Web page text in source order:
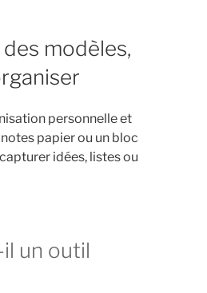
modèles,
personnelle et
papier ou un bloc
idées, listes ou
un outil